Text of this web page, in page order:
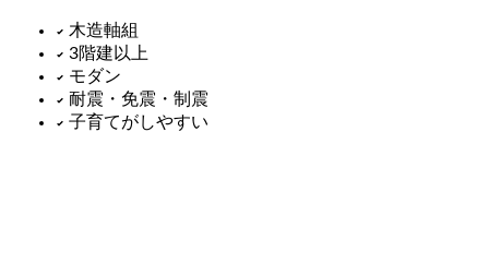
木造軸組
3階建以上
モダン
耐震・免震・制震
子育てがしやすい